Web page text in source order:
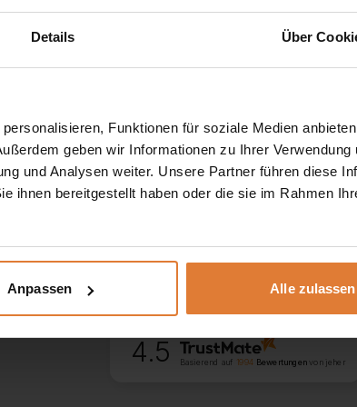
Details Über
Funktionen für soziale Medien
geben wir Informationen zu Ihrer Verwendung
und Analysen weiter. Unsere Partner führen diese
ihnen bereitgestellt haben oder die sie im Rahmen
Anpassen Alle zulassen
81
82
Über uns
Widerrufsbelehrung
Zahlungsarten
Rückgabe
4.5 Basierend auf 1994 Bewertungenvon jeher